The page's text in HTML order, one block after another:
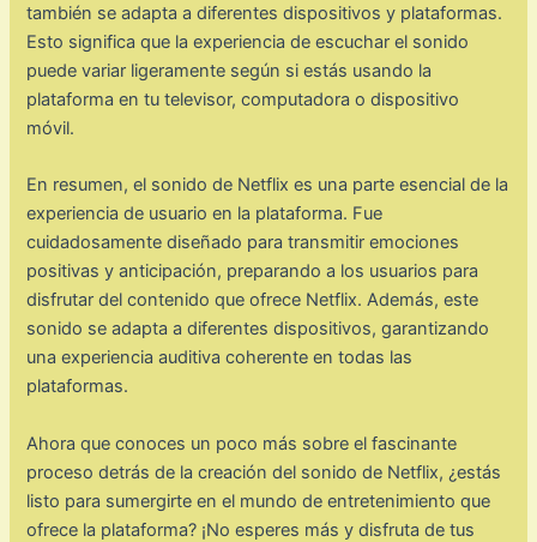
también se adapta a diferentes dispositivos y plataformas.
Esto significa que la experiencia de escuchar el sonido
puede variar ligeramente según si estás usando la
plataforma en tu televisor, computadora o dispositivo
móvil.
En resumen, el sonido de Netflix es una parte esencial de la
experiencia de usuario en la plataforma. Fue
cuidadosamente diseñado para transmitir emociones
positivas y anticipación, preparando a los usuarios para
disfrutar del contenido que ofrece Netflix. Además, este
sonido se adapta a diferentes dispositivos, garantizando
una experiencia auditiva coherente en todas las
plataformas.
Ahora que conoces un poco más sobre el fascinante
proceso detrás de la creación del sonido de Netflix, ¿estás
listo para sumergirte en el mundo de entretenimiento que
ofrece la plataforma? ¡No esperes más y disfruta de tus